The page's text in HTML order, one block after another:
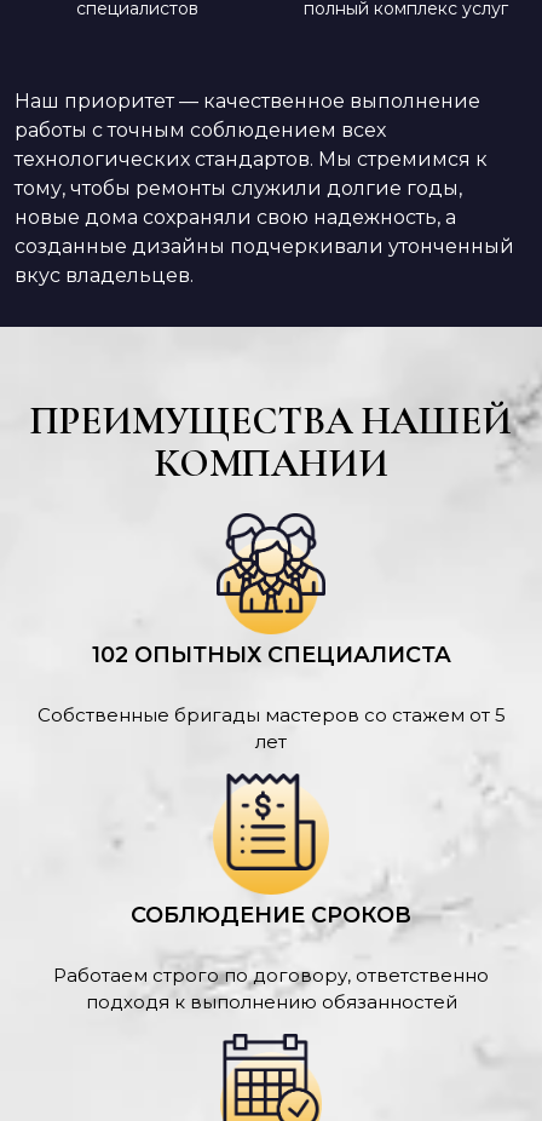
специалистов полный комплекс услуг
Наш приоритет — качественное выполнение
работы с точным соблюдением всех
технологических стандартов. Мы стремимся к
тому, чтобы ремонты служили долгие годы,
новые дома сохраняли свою надежность, а
созданные дизайны подчеркивали утонченный
вкус владельцев.
ПРЕИМУЩЕСТВА НАШЕЙ
КОМПАНИИ
102 ОПЫТНЫХ СПЕЦИАЛИСТА
Собственные бригады мастеров со стажем от 5
лет
СОБЛЮДЕНИЕ СРОКОВ
Работаем строго по договору, ответственно
подходя к выполнению обязанностей